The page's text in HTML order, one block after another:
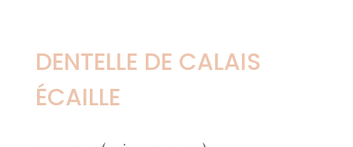
DENTELLE DE CALAIS
ÉCAILLE